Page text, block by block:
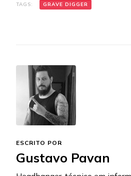
TAGS: GRAVE DIGGER
ESCRITO POR
Gustavo Pavan